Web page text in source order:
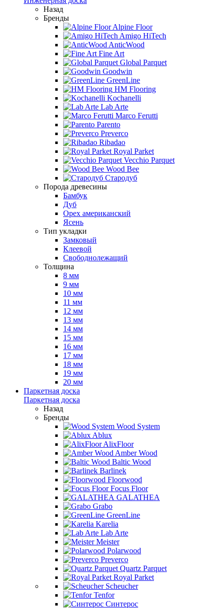
Назад
Бренды
Alpine Floor
Amigo HiTech
AnticWood
Fine Art
Global Parquet
Goodwin
GreenLine
HM Flooring
Kochanelli
Lab Arte
Marco Ferutti
Parento
Preverco
Ribadao
Royal Parket
Vecchio Parquet
Wood Bee
Стародуб
Порода древесины
Бамбук
Дуб
Орех американский
Ясень
Тип укладки
Замковый
Клеевой
Свободнолежащий
Толщина
8 мм
9 мм
10 мм
11 мм
12 мм
13 мм
14 мм
15 мм
16 мм
17 мм
18 мм
19 мм
20 мм
Паркетная доска
Паркетная доска
Назад
Бренды
Wood System
Ablux
AlixFloor
Amber Wood
Baltic Wood
Barlinek
Floorwood
Focus Floor
GALATHEA
Grabo
GreenLine
Karelia
Lab Arte
Meister
Polarwood
Preverco
Quartz Parquet
Royal Parket
Scheucher
Tenfor
Синтерос